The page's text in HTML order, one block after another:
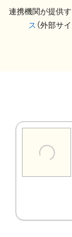
連携機関が提供
ス （外部サ